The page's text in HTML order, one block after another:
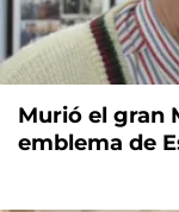
Murió el gran
emblema de